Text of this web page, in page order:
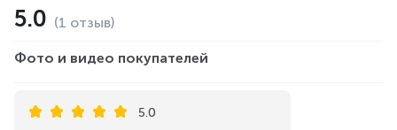
5.0 (1 отзыв)
Фото и видео покупателей
5.0